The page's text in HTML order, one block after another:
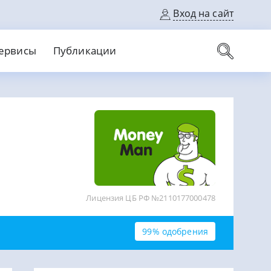
Вход на сайт
Без справок
На длительный срок
Публикации
Лицензия ЦБ РФ №2110177000478
99% одобрения